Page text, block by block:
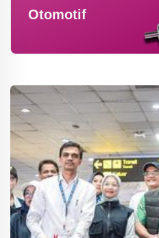
Otomotif